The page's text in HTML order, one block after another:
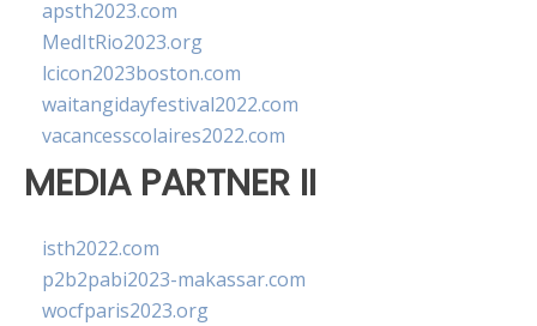
apsth2023.com
MedItRio2023.org
lcicon2023boston.com
waitangidayfestival2022.com
vacancesscolaires2022.com
MEDIA PARTNER II
isth2022.com
p2b2pabi2023-makassar.com
wocfparis2023.org